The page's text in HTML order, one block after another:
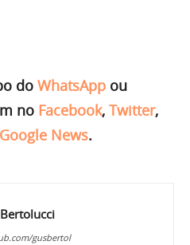
do WhatsApp ou
no Facebook, Twitter,
Google News.
gusbertol